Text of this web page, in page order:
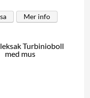
Mer info